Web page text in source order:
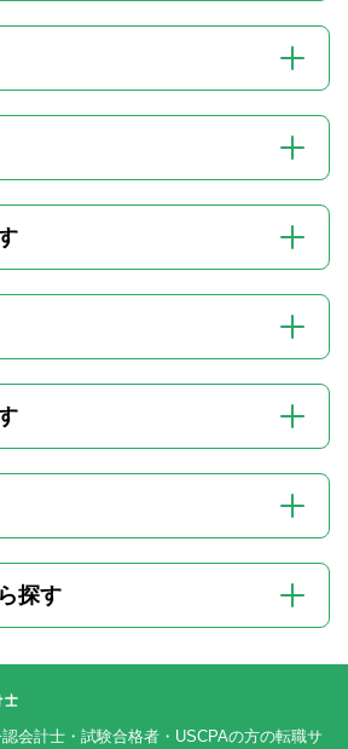
探す
会計士・試験合格者・USCPAの方の転職サ